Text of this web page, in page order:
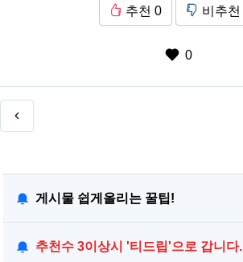
추천 0 비추천
0
게시물 쉽게올리는 꿀팁!
추천수 3이상시 '티드립'으로 갑니다.